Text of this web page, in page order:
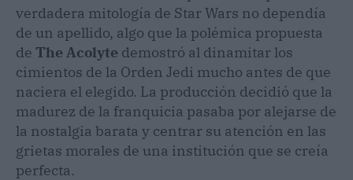
verdadera mitología de Star Wars no dependía
de un apellido, algo que la polémica propuesta
de The Acolyte demostró al dinamitar los
cimientos de la Orden Jedi mucho antes de que
naciera el elegido. La producción decidió que la
madurez de la franquicia pasaba por alejarse de
la nostalgia barata y centrar su atención en las
grietas morales de una institución que se creía
perfecta.